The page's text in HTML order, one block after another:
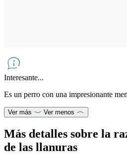
Interesante...
Es un perro con una impresionante
Ver más Ver menos
Más detalles sobre la
de las llanuras